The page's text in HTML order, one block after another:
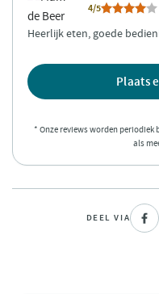
Heerlijk eten, goede
Plaats
als